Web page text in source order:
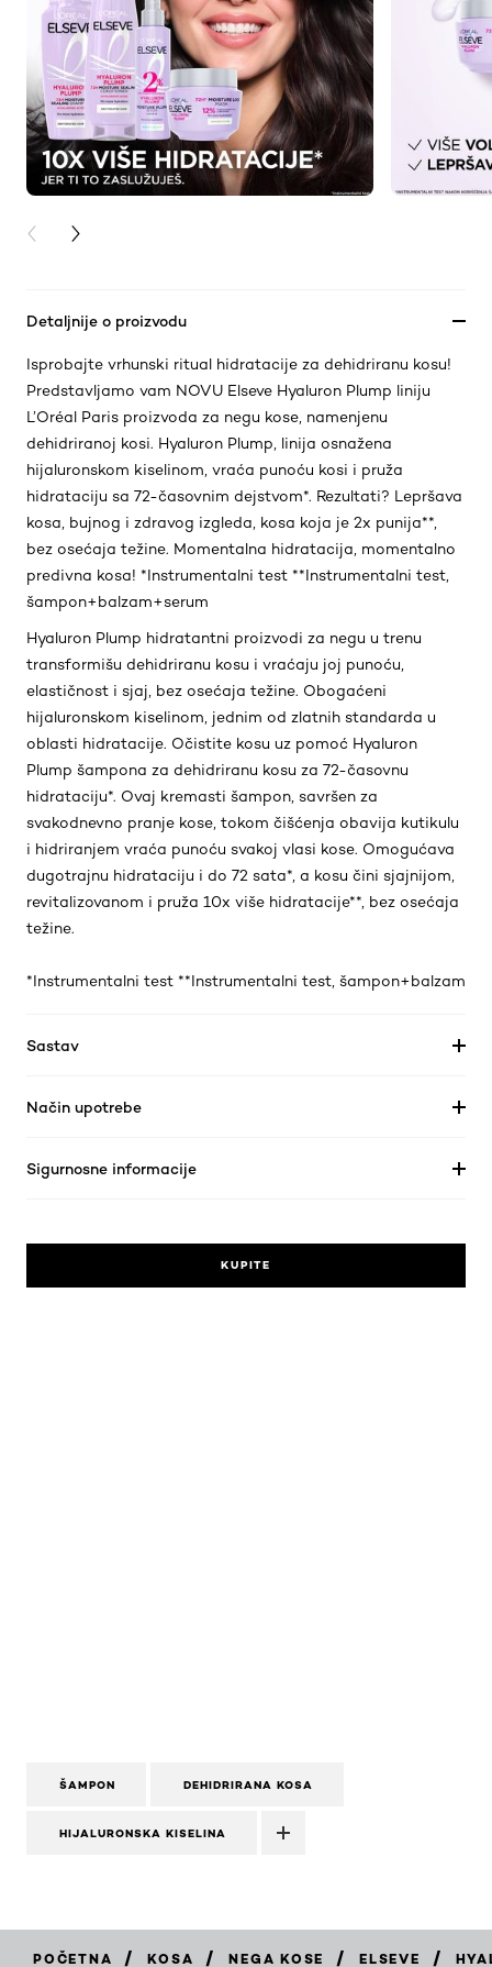
PREVIOUS CARD
NEXT CARD
Detaljnije o proizvodu
Isprobajte vrhunski ritual hidratacije za dehidriranu kosu!
Predstavljamo vam NOVU Elseve Hyaluron Plump liniju
L’Oréal Paris proizvoda za negu kose, namenjenu
dehidriranoj kosi. Hyaluron Plump, linija osnažena
hijaluronskom kiselinom, vraća punoću kosi i pruža
hidrataciju sa 72-časovnim dejstvom*. Rezultati? Lepršava
kosa, bujnog i zdravog izgleda, kosa koja je 2x punija**,
bez osećaja težine. Momentalna hidratacija, momentalno
predivna kosa! *Instrumentalni test **Instrumentalni test,
šampon+balzam+serum
Hyaluron Plump hidratantni proizvodi za negu u trenu
transformišu dehidriranu kosu i vraćaju joj punoću,
elastičnost i sjaj, bez osećaja težine. Obogaćeni
hijaluronskom kiselinom, jednim od zlatnih standarda u
oblasti hidratacije. Očistite kosu uz pomoć Hyaluron
Plump šampona za dehidriranu kosu za 72-časovnu
hidrataciju*. Ovaj kremasti šampon, savršen za
svakodnevno pranje kose, tokom čišćenja obavija kutikulu
i hidriranjem vraća punoću svakoj vlasi kose. Omogućava
dugotrajnu hidrataciju i do 72 sata*, a kosu čini sjajnijom,
revitalizovanom i pruža 10x više hidratacije**, bez osećaja
težine.
*Instrumentalni test **Instrumentalni test, šampon+balzam
Sastav
Način upotrebe
Sigurnosne informacije
KUPITE
ŠAMPON DEHIDRIRANA KOSA
HIJALURONSKA KISELINA
POČETNA / KOSA / NEGA KOSE / ELSEVE /